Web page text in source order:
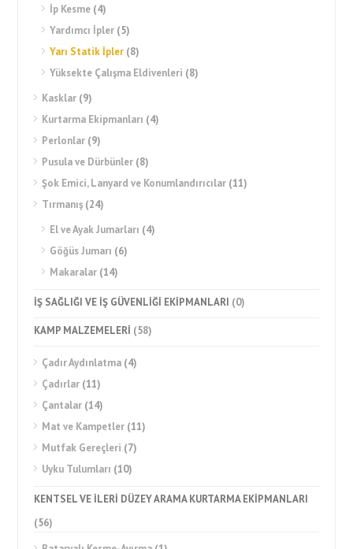
İp Kesme (4)
Yardımcı İpler (5)
Yarı Statik İpler (8)
Yüksekte Çalışma Eldivenleri (8)
Kasklar (9)
Kurtarma Ekipmanları (4)
Perlonlar (9)
Pusula ve Dürbünler (8)
Şok Emici, Lanyard ve Konumlandırıcılar (11)
Tırmanış (24)
El ve Ayak Jumarları (4)
Göğüs Jumarı (6)
Makaralar (14)
İŞ SAĞLIĞI VE İŞ GÜVENLİĞİ EKİPMANLARI (0)
KAMP MALZEMELERİ (58)
Çadır Aydınlatma (4)
Çadırlar (11)
Çantalar (14)
Mat ve Kampetler (11)
Mutfak Gereçleri (7)
Uyku Tulumları (10)
KENTSEL VE İLERİ DÜZEY ARAMA KURTARMA EKİPMANLARI
(56)